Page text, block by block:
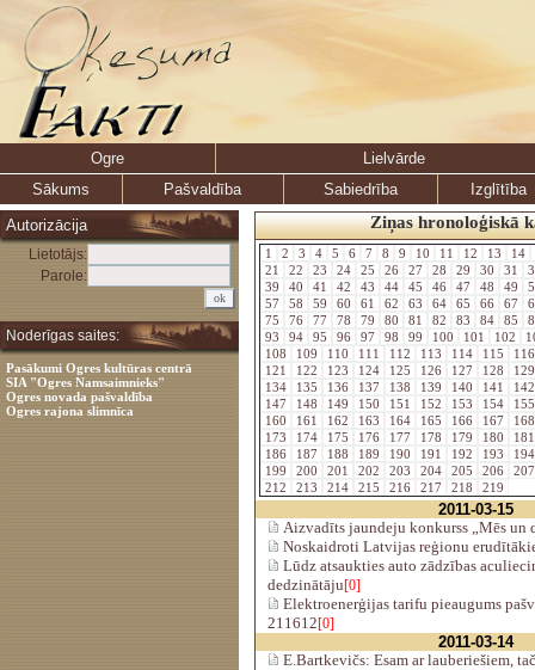
Ogre
Lielvārde
Sākums
Pašvaldība Sabiedrība
Izglītība
Autorizācija
Lietotājs:
Parole:
Noderīgas saites:
Pasākumi Ogres kultūras centrā
SIA "Ogres Namsaimnieks"
Ogres novada pašvaldība
Ogres rajona slimnīca
Ziņas hronoloģiskā
1 2 3 4 5 6 7 8 9 10 11 12 13 14
21
22 23 24 25 26 27 28 29 30 31
39
40 41 42 43 44 45 46 47 48 49
57
58 59 60 61 62 63 64 65 66 67
75
76 77 78 79 80 81 82 83 84 85
93
94 95 96 97 98 99 100 101 102
108
109 110 111 112 113 114 115
121
122 123 124 125 126 127 128
134
135 136 137 138 139 140 141
147
148 149 150 151 152 153 154
160
161 162 163 164 165 166 167
173
174 175 176 177 178 179 180
186
187 188 189 190 191 192 193
199
200 201 202 203 204 205 206
212
213 214 215 216 217 218 219
2011-03-15
Aizvadīts jaundeju konkurss „Mēs un
Noskaidroti Latvijas reģionu
Lūdz atsaukties auto zādzības
dedzinātāju[0]
Elektroenerģijas tarifu pieaugums
211612[0]
2011-03-14
E.Bartkevičs: Esam ar lauberiešiem,